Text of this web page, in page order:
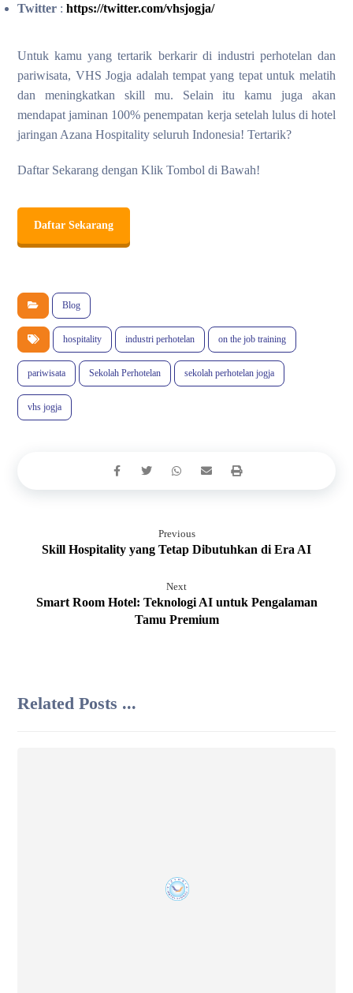
Twitter :https://twitter.com/vhsjogja/
Untuk kamu yang tertarik berkarir di industri perhotelan dan
pariwisata, VHS Jogja adalah tempat yang tepat untuk melatih
dan meningkatkan skill mu. Selain itu kamu juga akan
mendapat jaminan 100% penempatan kerja setelah lulus di hotel
jaringan Azana Hospitality seluruh Indonesia! Tertarik?
Daftar Sekarang dengan Klik Tombol di Bawah!
Daftar Sekarang
Blog
hospitality industri perhotelan on the job training
pariwisata Sekolah Perhotelan sekolah perhotelan jogja
vhs jogja
Previous
Skill Hospitality yang Tetap Dibutuhkan di Era AI
Next
Smart Room Hotel: Teknologi AI untuk Pengalaman
Tamu Premium
Related Posts ...